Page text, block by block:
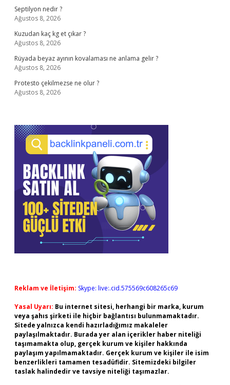
Septilyon nedir ?
Ağustos 8, 2026
Kuzudan kaç kg et çıkar ?
Ağustos 8, 2026
Rüyada beyaz ayının kovalaması ne anlama gelir ?
Ağustos 8, 2026
Protesto çekilmezse ne olur ?
Ağustos 8, 2026
Reklam ve İletişim: Skype: live:.cid.575569c608265c69
Yasal Uyarı: Bu internet sitesi, herhangi bir marka, kurum
veya şahıs şirketi ile hiçbir bağlantısı bulunmamaktadır.
Sitede yalnızca kendi hazırladığımız makaleler
paylaşılmaktadır. Burada yer alan içerikler haber niteliği
taşımamakta olup, gerçek kurum ve kişiler hakkında
paylaşım yapılmamaktadır. Gerçek kurum ve kişiler ile isim
benzerlikleri tamamen tesadüfidir. Sitemizdeki bilgiler
taslak halindedir ve tavsiye niteliği taşımazlar.